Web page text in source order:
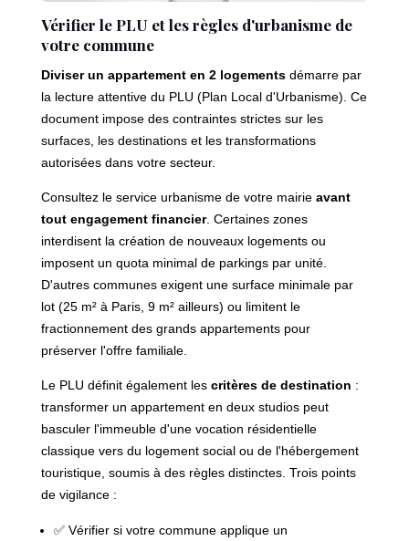
Vérifier le PLU et les règles d'urbanisme de
votre commune
Diviser un appartement en 2 logementsdémarre par
la lecture attentive du PLU (Plan Local d'Urbanisme). Ce
document impose des contraintes strictes sur les
surfaces, les destinations et les transformations
autorisées dans votre secteur.
Consultez le service urbanisme de votre mairie avant
tout engagement financier. Certaines zones
interdisent la création de nouveaux logements ou
imposent un quota minimal de parkings par unité.
D'autres communes exigent une surface minimale par
lot (25 m² à Paris, 9 m² ailleurs) ou limitent le
fractionnement des grands appartements pour
préserver l'offre familiale.
Le PLU définit également les critères de destination :
transformer un appartement en deux studios peut
basculer l'immeuble d'une vocation résidentielle
classique vers du logement social ou de l'hébergement
touristique, soumis à des règles distinctes. Trois points
de vigilance :
✅ Vérifier si votre commune applique un